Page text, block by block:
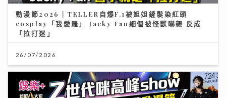
動漫節2026｜「新城廣播」大會指定全媒體 「Z 世代咪
高峰show」以「我們的收藏品」為主題 眾歌手傾力獻唱
交流收藏故事